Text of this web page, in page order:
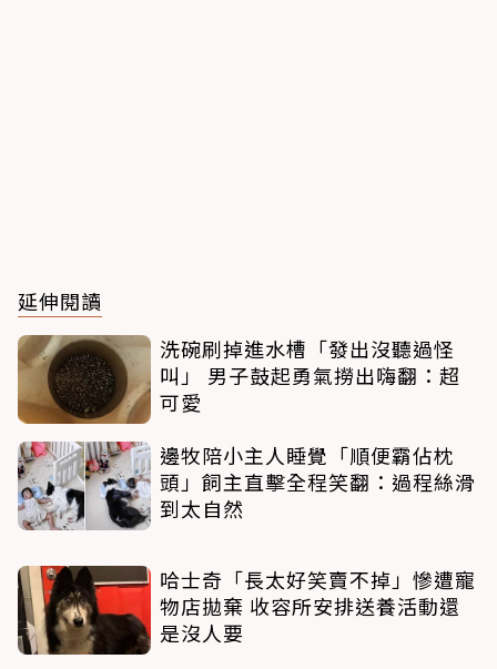
延伸閱讀
洗碗刷掉進水槽「發出沒聽過怪
叫」 男子鼓起勇氣撈出嗨翻：超
可愛
邊牧陪小主人睡覺「順便霸佔枕
頭」飼主直擊全程笑翻：過程絲滑
到太自然
哈士奇「長太好笑賣不掉」慘遭寵
物店拋棄 收容所安排送養活動還
是沒人要